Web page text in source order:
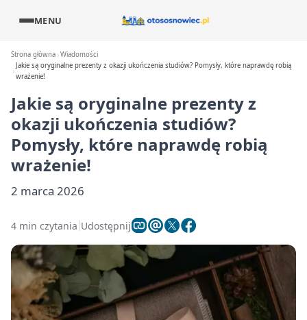
MENU
Strona główna Wiadomości
Jakie są oryginalne prezenty z okazji ukończenia studiów? Pomysły, które naprawdę robią
wrażenie!
Jakie są oryginalne prezenty z
okazji ukończenia studiów?
Pomysły, które naprawdę robią
wrażenie!
2 marca 2026
4 min czytania Udostępnij